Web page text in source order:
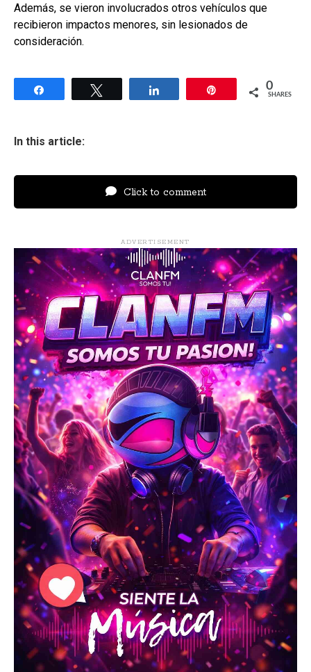
Además, se vieron involucrados otros vehículos que
recibieron impactos menores, sin lesionados de
consideración.
0
SHARES
In this article:
Click to comment
ADVERTISEMENT